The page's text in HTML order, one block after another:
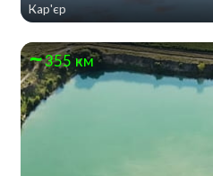
Кар'єр
355 км